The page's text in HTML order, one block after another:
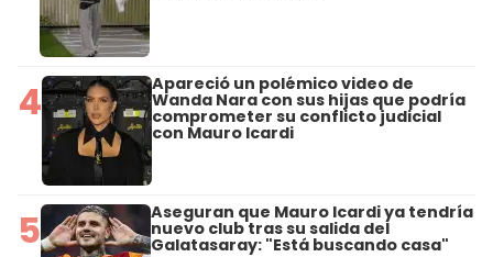
4 Apareció un polémico video de
Wanda Nara con sus hijas que podría
comprometer su conflicto judicial
con Mauro Icardi
5 Aseguran que Mauro Icardi ya tendría
nuevo club tras su salida del
Galatasaray: "Está buscando casa"